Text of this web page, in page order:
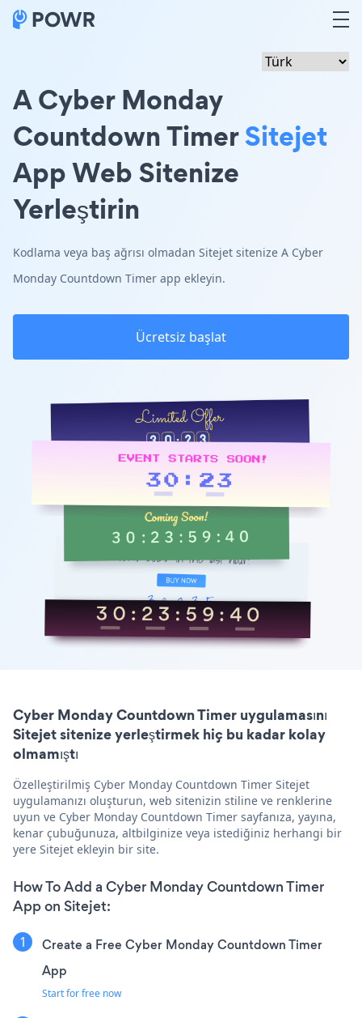
A Cyber Monday
Countdown TimerSitejet
App Web Sitenize
Yerleştirin
Kodlama veya baş ağrısı olmadan Sitejet sitenize A Cyber
Monday Countdown Timer app ekleyin.
Ücretsiz başlat
Cyber Monday Countdown Timer uygulamasını
Sitejet sitenize yerleştirmek hiç bu kadar kolay
olmamıştı
Özelleştirilmiş Cyber Monday Countdown Timer Sitejet
uygulamanızı oluşturun, web sitenizin stiline ve renklerine
uyun ve Cyber Monday Countdown Timer sayfanıza, yayına,
kenar çubuğunuza, altbilginize veya istediğiniz herhangi bir
yere Sitejet ekleyin bir site.
How To Add a Cyber Monday Countdown Timer
App on Sitejet:
Create a Free Cyber Monday Countdown Timer
App
Start for free now